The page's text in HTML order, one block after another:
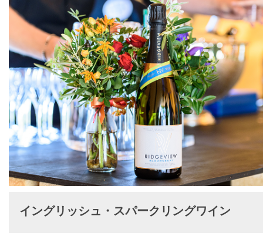
イングリッシュ・スパークリングワイン